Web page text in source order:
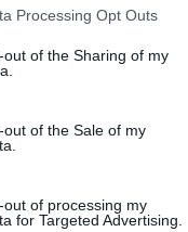
Processing Opt Outs
out of the Sharing of my
out of the Sale of my
out of processing my
for Targeted Advertising.